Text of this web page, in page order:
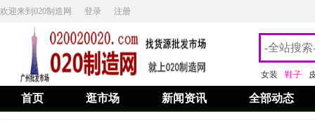
欢迎来到020制造网 登录 注册
女装 鞋子
首页 逛市场 新闻资讯 全部动态